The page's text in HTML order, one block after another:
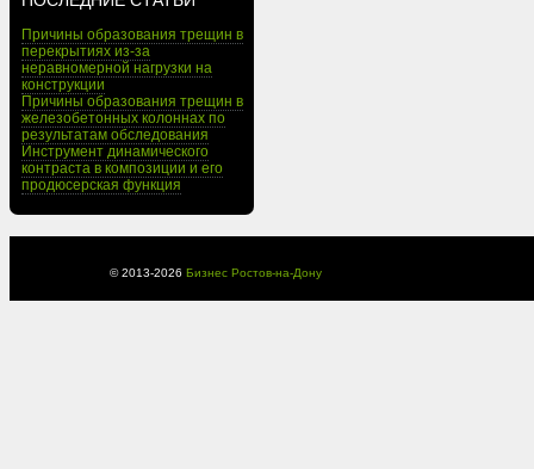
Причины образования трещин в
перекрытиях из-за
неравномерной нагрузки на
конструкции
Причины образования трещин в
железобетонных колоннах по
результатам обследования
Инструмент динамического
контраста в композиции и его
продюсерская функция
© 2013-2026 Бизнес Ростов-на-Дону